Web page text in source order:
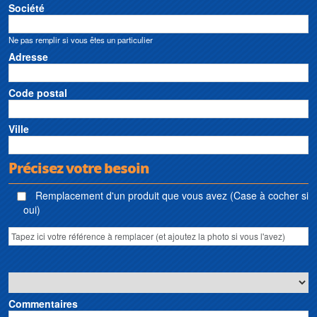
Société
Ne pas remplir si vous êtes un particulier
Adresse
Code postal
Ville
Précisez votre besoin
Remplacement d'un produit que vous avez (Case à cocher si
oui)
Commentaires